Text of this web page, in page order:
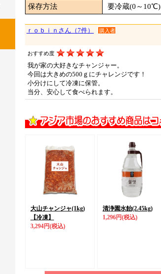
保存方法
要冷蔵(0～10℃)
ｒｏｂｉｎさん（7件） 購入者
おすすめ度
我が家の大好きなチャンジャー。
今回は大きめの500ｇにチャレンジです！
小分けにして冷凍に保管。
当分、安心して食べられます。
大山チャンジャ(1kg)
【冷凍】
3,294円(税込)
清浄園水飴(2.45kg)
1,296円(税込)